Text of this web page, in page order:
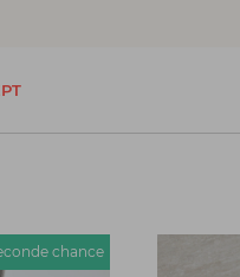
chance